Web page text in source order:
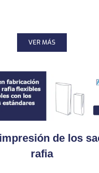
VER MÁS
de los
rafia